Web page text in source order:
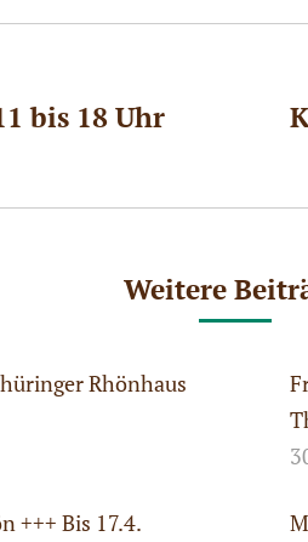
bis 18 Uhr
Weitere
Rhönhaus
+++ Bis 17.4.